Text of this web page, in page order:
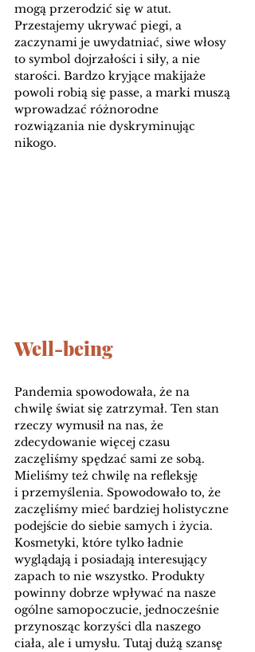
mogą przerodzić się w atut.
Przestajemy ukrywać piegi, a
zaczynami je uwydatniać, siwe włosy
to symbol dojrzałości i siły, a nie
starości. Bardzo kryjące makijaże
powoli robią się passe, a marki muszą
wprowadzać różnorodne
rozwiązania nie dyskryminując
nikogo.
Well-being
Pandemia spowodowała, że na
chwilę świat się zatrzymał. Ten stan
rzeczy wymusił na nas, że
zdecydowanie więcej czasu
zaczęliśmy spędzać sami ze sobą.
Mieliśmy też chwilę na refleksję
i przemyślenia. Spowodowało to, że
zaczęliśmy mieć bardziej holistyczne
podejście do siebie samych i życia.
Kosmetyki, które tylko ładnie
wyglądają i posiadają interesujący
zapach to nie wszystko. Produkty
powinny dobrze wpływać na nasze
ogólne samopoczucie, jednocześnie
przynosząc korzyści dla naszego
ciała, ale i umysłu. Tutaj dużą szansę